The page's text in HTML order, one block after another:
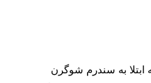
به سندرم شوگرن